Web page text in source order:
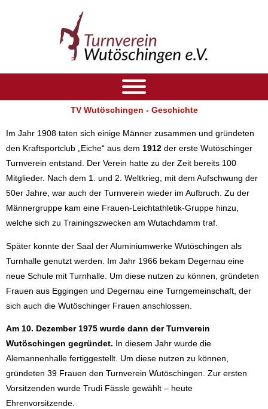
TV Wutöschingen - Geschichte
Im Jahr 1908 taten sich einige Männer zusammen und gründeten
den Kraftsportclub „Eiche“ aus dem 1912 der erste Wutöschinger
Turnverein entstand. Der Verein hatte zu der Zeit bereits 100
Mitglieder. Nach dem 1. und 2. Weltkrieg, mit dem Aufschwung der
50er Jahre, war auch der Turnverein wieder im Aufbruch. Zu der
Männergruppe kam eine Frauen-Leichtathletik-Gruppe hinzu,
welche sich zu Trainingszwecken am Wutachdamm traf.
Später konnte der Saal der Aluminiumwerke Wutöschingen als
Turnhalle genutzt werden. Im Jahr 1966 bekam Degernau eine
neue Schule mit Turnhalle. Um diese nutzen zu können, gründeten
Frauen aus Eggingen und Degernau eine Turngemeinschaft, der
sich auch die Wutöschinger Frauen anschlossen.
Am 10. Dezember 1975 wurde dann der Turnverein
Wutöschingen gegründet. In diesem Jahr wurde die
Alemannenhalle fertiggestellt. Um diese nutzen zu können,
gründeten 39 Frauen den Turnverein Wutöschingen. Zur ersten
Vorsitzenden wurde Trudi Fässle gewählt – heute
Ehrenvorsitzende.